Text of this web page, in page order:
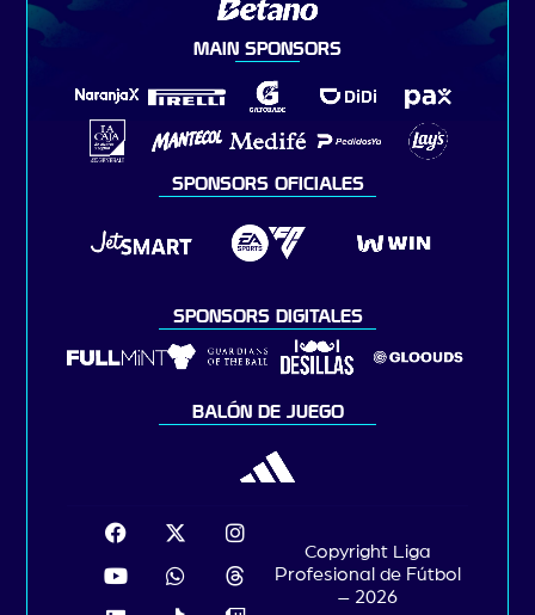
MAIN SPONSORS
SPONSORS OFICIALES
SPONSORS DIGITALES
BALÓN DE JUEGO
Copyright Liga
Profesional de Fútbol
– 2026